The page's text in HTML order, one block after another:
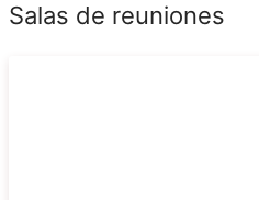
Salas de reuniones